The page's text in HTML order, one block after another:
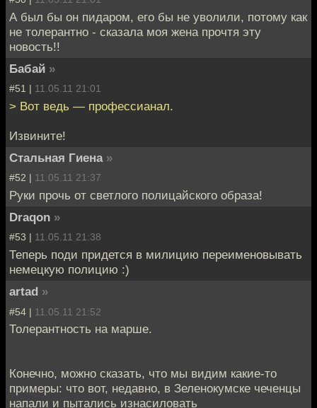
А был бы он пидаром, его бы не уволили, потому как
не толерантно - сказала моя жена прочтя эту
новость!!
Бабай »
#51 | 11.05.11 21:01
> Вот ведь — профессианал.
Извините!
Стальная Гиена »
#52 | 11.05.11 21:37
Руки прочь от светлого полицайского образа!
Draqon »
#53 | 11.05.11 21:38
Теперь поди придется в милицию переименовывать
немецкую полицию :)
artad »
#54 | 11.05.11 21:52
Толерантность на марше.
Конечно, можно сказать, что мы видим какие-то
примеры: что вот, недавно, в Зеленокумске чеченцы
напали и пытались изнасиловать